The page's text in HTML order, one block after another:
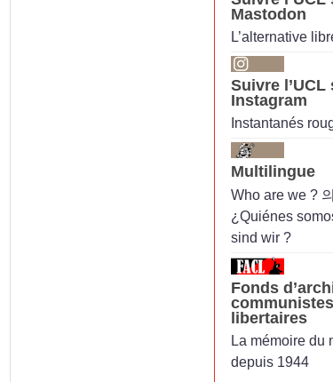
Mastodon
L’alternative
Suivre l’UCL
Instagram
Instantanés
Multilingue
Who are we ?
¿Quiénes
sind wir ?
Fonds
communistes
libertaires
La mémoire du
depuis 1944